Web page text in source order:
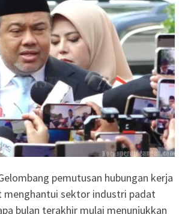
pemutusan hubungan kerja
menghantui sektor industri padat
bulan terakhir mulai menunjukkan